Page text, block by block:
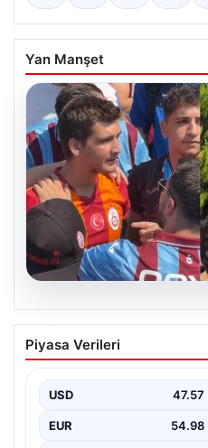
Yan Manşet
05.08.2026
Mohamed Salah’ı
Galatasaraylı
Piyasa Verileri
USD 47.57
EUR 54.98